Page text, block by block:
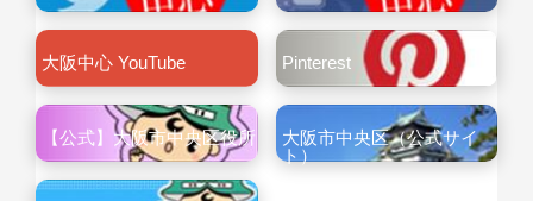
大阪中心 YouTube Pinterest
【公式】大阪市中央区役所
大阪市中央区（公式サイ
ト）